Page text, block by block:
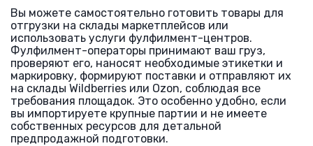
Вы можете самостоятельно готовить товары для
отгрузки на склады маркетплейсов или
использовать услуги фулфилмент-центров.
Фулфилмент-операторы принимают ваш груз,
проверяют его, наносят необходимые этикетки и
маркировку, формируют поставки и отправляют их
на склады Wildberries или Ozon, соблюдая все
требования площадок. Это особенно удобно, если
вы импортируете крупные партии и не имеете
собственных ресурсов для детальной
предпродажной подготовки.